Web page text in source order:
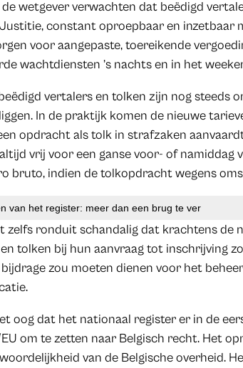
wetgever verwachten dat beëdigd
constant oproepbaar en inzetbaar
voor aangepaste, toereikende
wachtdiensten ’s nachts en in het
vertalers en tolken zijn nog steeds
In de praktijk komen de nieuwe
opdracht als tolk in strafzaken
vrij voor een ganse voor- of namiddag
bruto, indien de tolkopdracht wegens
van het register: meer dan een brug te ver
zelfs ronduit schandalig dat krachtens de
tolken bij hun aanvraag tot inschrijving
zou moeten dienen voor het
oog dat het nationaal register er in de
om te zetten naar Belgisch recht. Het
van de Belgische overheid.